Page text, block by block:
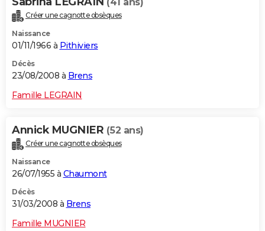
Créer une cagnotte obsèques
Naissance
01/11/1966 à Pithiviers
Décès
23/08/2008 à Brens
Famille LEGRAIN
Annick MUGNIER (52 ans)
Créer une cagnotte obsèques
Naissance
26/07/1955 à Chaumont
Décès
31/03/2008 à Brens
Famille MUGNIER